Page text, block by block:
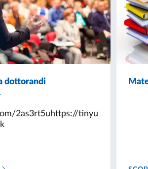
dottorandi
2as3rt5uhttps://tinyu